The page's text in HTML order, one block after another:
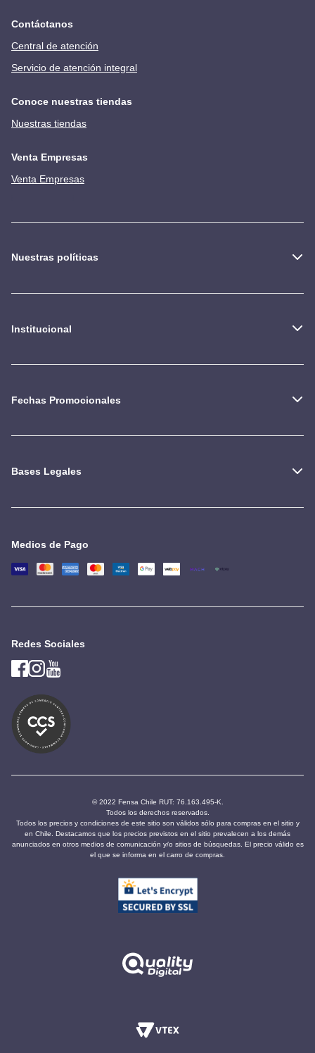
Contáctanos
Central de atención
Servicio de atención integral
Conoce nuestras tiendas
Nuestras tiendas
Venta Empresas
Venta Empresas
Nuestras políticas
Institucional
Fechas Promocionales
Bases Legales
Medios de Pago
Redes Sociales
© 2022 Fensa Chile RUT: 76.163.495-K.
Todos los derechos reservados.
Todos los precios y condiciones de este sitio son válidos sólo para compras en el sitio y
en Chile. Destacamos que los precios previstos en el sitio prevalecen a los demás
anunciados en otros medios de comunicación y/o sitios de búsquedas. El precio válido es
el que se informa en el carro de compras.